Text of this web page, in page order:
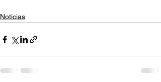
Noticias